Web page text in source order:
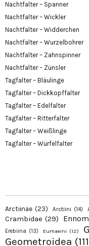
Nachtfalter – Spanner
Nachtfalter – Wickler
Nachtfalter – Widderchen
Nachtfalter – Wurzelbohrer
Nachtfalter – Zahnspinner
Nachtfalter – Zünsler
Tagfalter – Bläulinge
Tagfalter – Dickkopffalter
Tagfalter – Edelfalter
Tagfalter – Ritterfalter
Tagfalter – Weißlinge
Tagfalter – Würfelfalter
Arctiinae (23) Arctiini (14)
Crambidae (29)
Erebiina (13) Eumaeini (12)
Geometroidea